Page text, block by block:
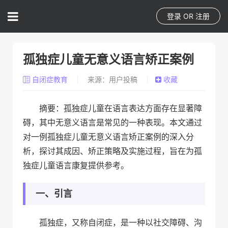
登录 OR 注册
孤独症儿童无意义语言矫正案例
自闭症教育 来源：用户投稿 收藏
摘要：孤独症儿童在语言表达方面存在显著障
碍，其中无意义语言是常见的一种表现。本文通过
对一例孤独症儿童无意义语言矫正案例的深入分
析，探讨其成因、矫正策略及实施过程，旨在为孤
独症儿童语言康复提供参考。
一、引言
孤独症，又称自闭症，是一种以社交障碍、沟